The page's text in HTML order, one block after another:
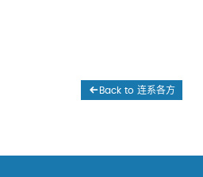
Back to 连系各方